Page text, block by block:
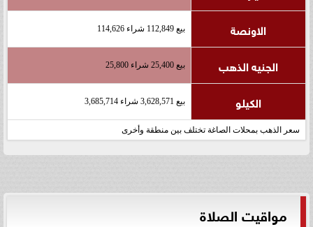
الاونصة بيع 112,849 شراء 114,626
الجنيه الذهب بيع 25,400 شراء 25,800
الكيلو بيع 3,628,571 شراء 3,685,714
سعر الذهب بمحلات الصاغة تختلف بين منطقة وأخرى
مواقيت الصلاة